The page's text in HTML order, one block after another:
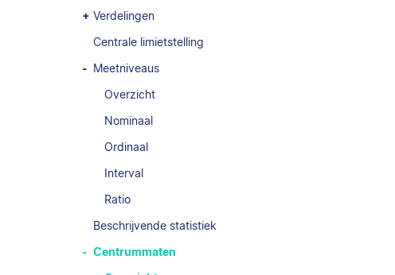
Verdelingen
Centrale limietstelling
Meetniveaus
Overzicht
Nominaal
Ordinaal
Interval
Ratio
Beschrijvende statistiek
Centrummaten